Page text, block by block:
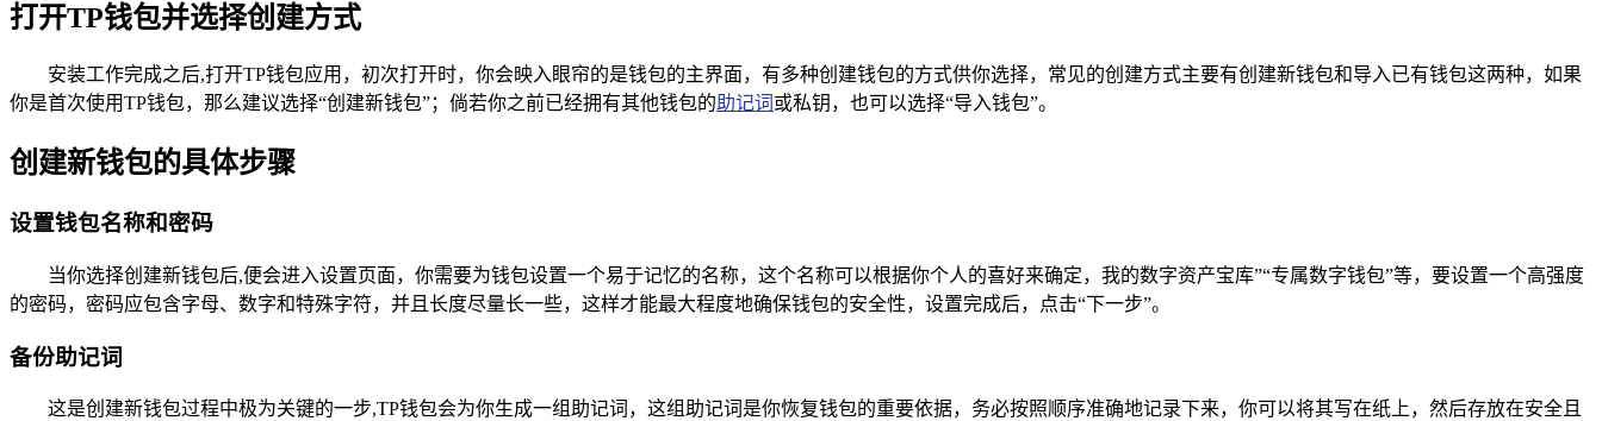
打开TP钱包并选择创建方式
安装工作完成之后,打开TP钱包应用，初次打开时，你会映入眼帘的是钱包的主界面，有多种创建钱包的方式供你选择，常见的创建方式主要有创建新钱包和导入已有钱包这两种，如果
你是首次使用TP钱包，那么建议选择“创建新钱包”；倘若你之前已经拥有其他钱包的助记词 或私钥，也可以选择“导入钱包”。
创建新钱包的具体步骤
设置钱包名称和密码
当你选择创建新钱包后,便会进入设置页面，你需要为钱包设置一个易于记忆的名称，这个名称可以根据你个人的喜好来确定，我的数字资产宝库”“专属数字钱包”等，要设置一个高强度
的密码，密码应包含字母、数字和特殊字符，并且长度尽量长一些，这样才能最大程度地确保钱包的安全性，设置完成后，点击“下一步”。
备份助记词
这是创建新钱包过程中极为关键的一步,TP钱包会为你生成一组助记词，这组助记词是你恢复钱包的重要依据，务必按照顺序准确地记录下来，你可以将其写在纸上，然后存放在安全且